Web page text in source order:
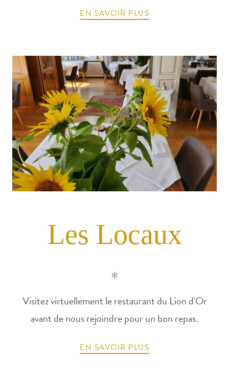
EN SAVOIR PLUS
Les Locaux
✻
Visitez virtuellement le restaurant du Lion d'Or
avant de nous rejoindre pour un bon repas.
EN SAVOIR PLUS